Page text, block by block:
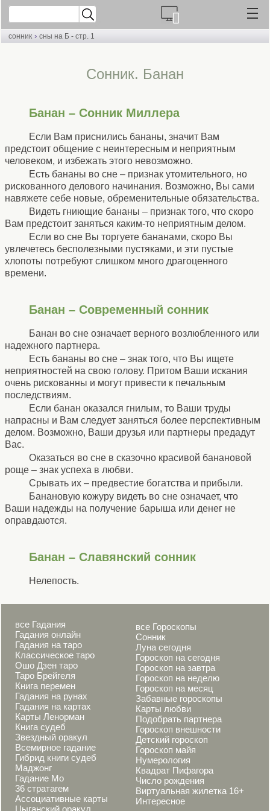
сонник › сны на Б - стр. 1
Cонник. Банан
Банан – Сонник Миллера
Если Вам приснились бананы, значит Вам
предстоит общение с неинтересным и неприятным
человеком, и избежать этого невозможно.
Есть бананы во сне – признак утомительного, но
рискованного делового начинания. Возможно, Вы сами
навяжете себе новые, обременительные обязательства.
Видеть гниющие бананы – признак того, что скоро
Вам предстоит заняться каким-то неприятным делом.
Если во сне Вы торгуете бананами, скоро Вы
увлечетесь бесполезными пустяками, и эти пустые
хлопоты потребуют слишком много драгоценного
времени.
Банан – Современный сонник
Банан во сне означает верного возлюбленного или
надежного партнера.
Есть бананы во сне – знак того, что Вы ищете
неприятностей на свою голову. Притом Ваши искания
очень рискованны и могут привести к печальным
последствиям.
Если банан оказался гнилым, то Ваши труды
напрасны и Вам следует заняться более перспективным
делом. Возможно, Ваши друзья или партнеры предадут
Вас.
Оказаться во сне в сказочно красивой банановой
роще – знак успеха в любви.
Срывать их – предвестие богатства и прибыли.
Банановую кожуру видеть во сне означает, что
Ваши надежды на получение барыша или денег не
оправдаются.
Банан – Славянский сонник
Нелепость.
все Гадания
Гадания онлайн
Гадания на таро
Классическое таро
Ошо Дзен таро
Таро Брейгеля
Книга перемен
Гадания на рунах
Гадания на картах
Карты Ленорман
Книга судеб
Звездный оракул
Всемирное гадание
Гибрид книги судеб
Маджонг
Гадание Мо
36 стратагем
Ассоциативные карты
Цыганский оракул
все Гороскопы
Сонник
Луна сегодня
Гороскоп на сегодня
Гороскоп на завтра
Гороскоп на неделю
Гороскоп на месяц
Забавные гороскопы
Карты любви
Подобрать партнера
Гороскоп внешности
Детский гороскоп
Гороскоп майя
Нумерология
Квадрат Пифагора
Число рождения
Виртуальная жилетка 16+
Интересное